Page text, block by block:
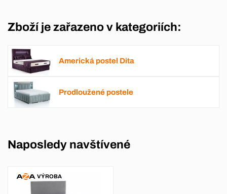
Zboží je zařazeno v kategoriích:
Americká postel Dita
Prodloužené postele
Naposledy navštívené
VÝROBA